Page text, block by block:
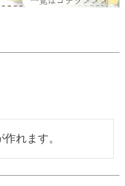
れます。